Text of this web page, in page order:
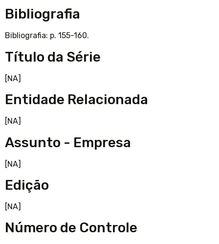
Bibliografia
Bibliografia: p. 155-160.
Título da Série
[NA]
Entidade Relacionada
[NA]
Assunto - Empresa
[NA]
Edição
[NA]
Número de Controle